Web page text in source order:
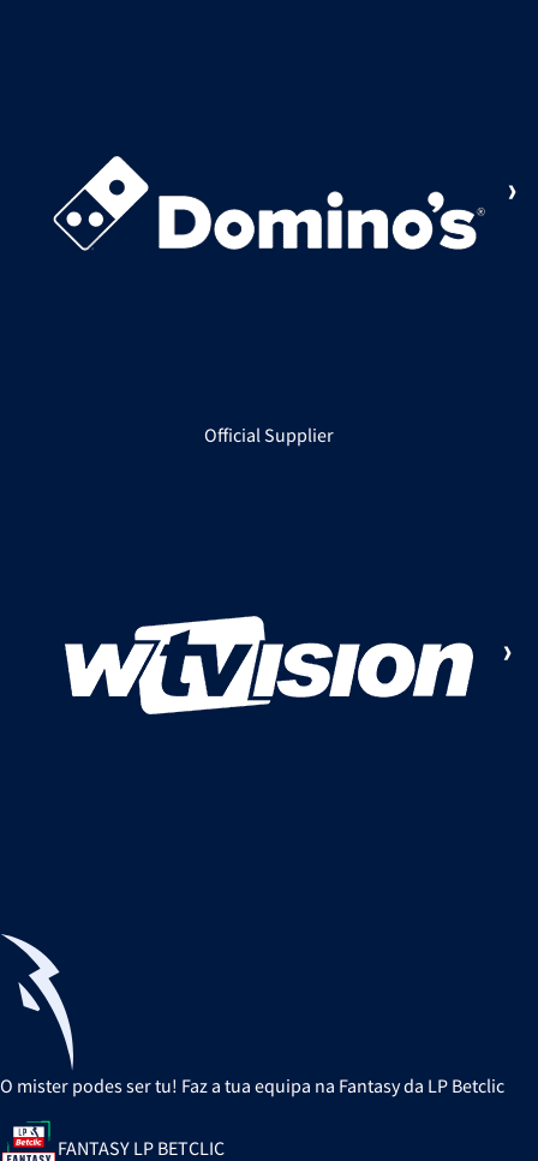
Official Supplier
O mister podes ser tu! Faz a tua equipa na Fantasy da LP Betclic
FANTASY LP BETCLIC